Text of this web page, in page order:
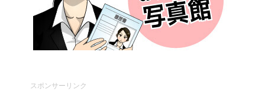
スポンサーリンク